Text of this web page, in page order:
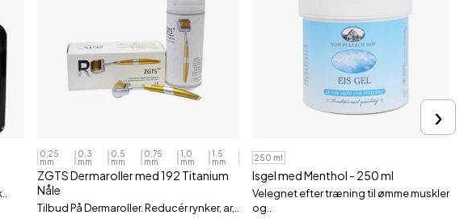
0,25
mm
0,3
mm
0,5
mm
0,75
mm
1,0
mm
1,5
mm
ZGTS Dermaroller med 192 Titanium
Nåle
Tilbud På Dermaroller. Reducér rynker, ar,..
250 ml
Isgel med Menthol - 250 ml
Velegnet efter træning til ømme muskler
og..
›